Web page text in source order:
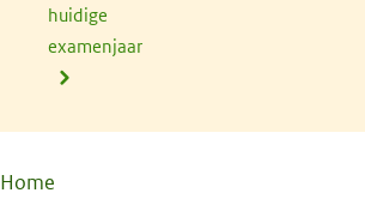
huidige
examenjaar
Home